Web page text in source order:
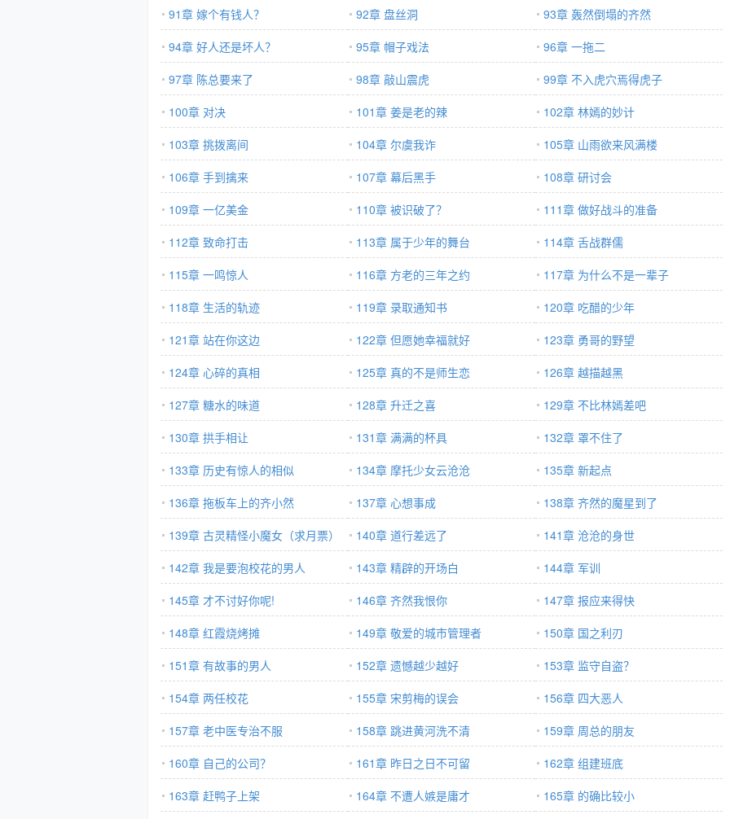
91章 嫁个有钱人？
92章 盘丝洞
93章 轰然倒塌的齐然
94章 好人还是坏人？
95章 帽子戏法
96章 一拖二
97章 陈总要来了
98章 敲山震虎
99章 不入虎穴焉得虎子
100章 对决
101章 姜是老的辣
102章 林嫣的妙计
103章 挑拨离间
104章 尔虞我诈
105章 山雨欲来风满楼
106章 手到擒来
107章 幕后黑手
108章 研讨会
109章 一亿美金
110章 被识破了？
111章 做好战斗的准备
112章 致命打击
113章 属于少年的舞台
114章 舌战群儒
115章 一鸣惊人
116章 方老的三年之约
117章 为什么不是一辈子
118章 生活的轨迹
119章 录取通知书
120章 吃醋的少年
121章 站在你这边
122章 但愿她幸福就好
123章 勇哥的野望
124章 心碎的真相
125章 真的不是师生恋
126章 越描越黑
127章 糖水的味道
128章 升迁之喜
129章 不比林嫣差吧
130章 拱手相让
131章 满满的杯具
132章 罩不住了
133章 历史有惊人的相似
134章 摩托少女云沧沧
135章 新起点
136章 拖板车上的齐小然
137章 心想事成
138章 齐然的魔星到了
139章 古灵精怪小魔女（求月票）
140章 道行差远了
141章 沧沧的身世
142章 我是要泡校花的男人
143章 精辟的开场白
144章 军训
145章 才不讨好你呢!
146章 齐然我恨你
147章 报应来得快
148章 红霞烧烤摊
149章 敬爱的城市管理者
150章 国之利刃
151章 有故事的男人
152章 遗憾越少越好
153章 监守自盗？
154章 两任校花
155章 宋剪梅的误会
156章 四大恶人
157章 老中医专治不服
158章 跳进黄河洗不清
159章 周总的朋友
160章 自己的公司？
161章 昨日之日不可留
162章 组建班底
163章 赶鸭子上架
164章 不遭人嫉是庸才
165章 的确比较小